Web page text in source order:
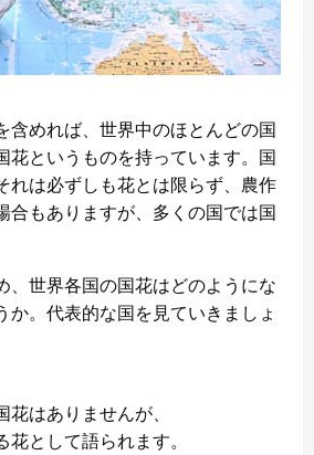
含めれば、世界中のほとんどの国
花というものを持っています。国
れは必ずしも花とは限らず、農作
合もありますが、多くの国では国
、世界各国の国花はどのようにな
か。代表的な国を見ていきましょ
はありませんが、
花として語られます。